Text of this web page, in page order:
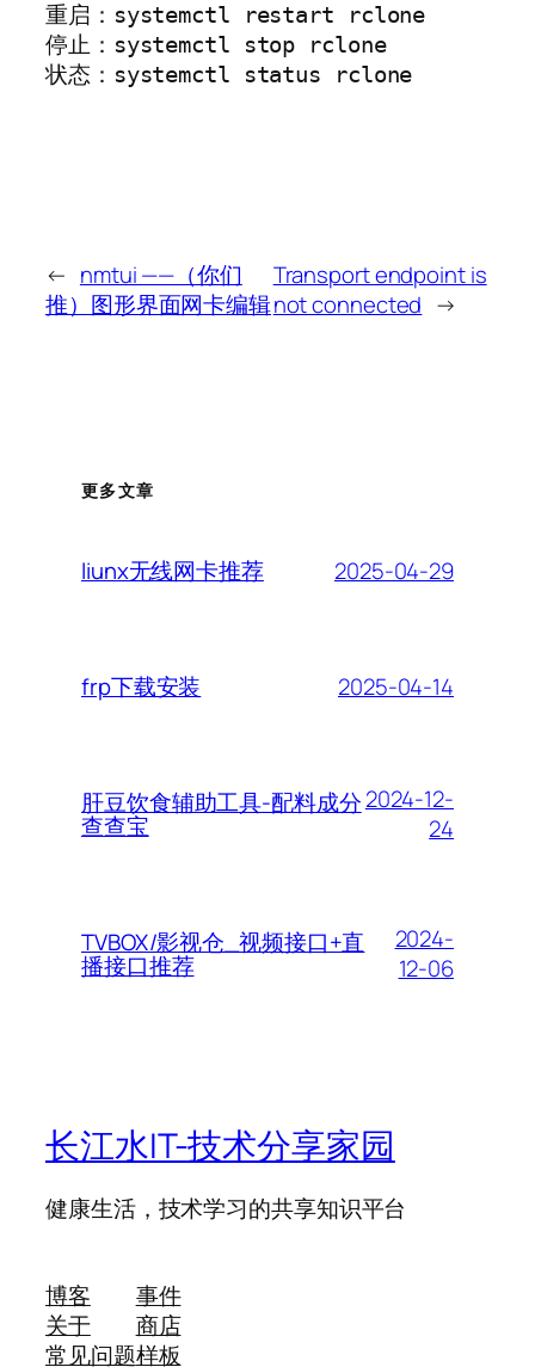
重启：systemctl restart rclone
停止：systemctl stop rclone
状态：systemctl status rclone
← nmtui ——（你们
推）图形界面网卡编辑
Transport endpoint is
not connected →
更多文章
liunx无线网卡推荐 2025-04-29
frp下载安装 2025-04-14
肝豆饮食辅助工具-配料成分
查查宝
2024-12-
24
TVBOX/影视仓_视频接口+直
播接口推荐
2024-
12-06
长江水IT-技术分享家园
健康生活，技术学习的共享知识平台
博客
关于
常见问题
事件
商店
样板